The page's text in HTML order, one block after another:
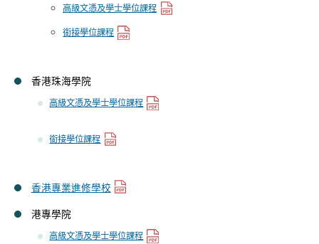
高級文憑及學士學位課程
銜接學位課程
香港珠海學院
高級文憑及學士學位課程
銜接學位課程
香港專業進修學校
港專學院
高級文憑及學士學位課程